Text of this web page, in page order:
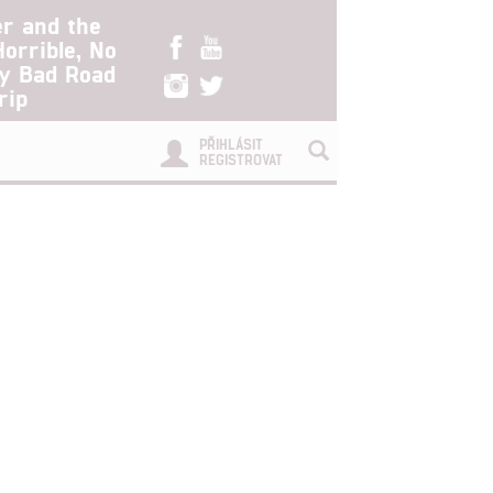
and the
No
Bad Road
PŘIHLÁSIT
REGISTROVAT